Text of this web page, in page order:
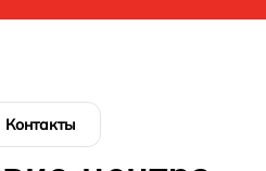
Контакты